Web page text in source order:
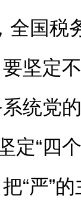
全国税
坚定
统党
定“四
“严”